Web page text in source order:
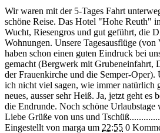
Wir waren mit der 5-Tages Fahrt
schöne Reise. Das Hotel "Hohe Reuth"
Wucht, Riesengros und gut geführt, die
Wohnungen. Unsere Tagesausflüge (von
haben schon einen guten Eindruck bei
gemacht (Bergwerk mit Grubeneinfahrt,
der Frauenkirche und die Semper-Oper).
ich nicht viel sagen, wie immer natürlich
neues, ausser sehr Heiß. Ja, jetzt geht es
die Endrunde. Noch schöne Urlaubstage
Liebe Grüße von uns und
Eingestellt von marga um 22:55 0